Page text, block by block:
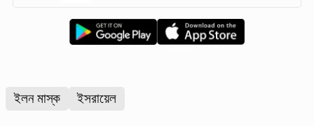
ইলন মাস্ক ইসরায়েল